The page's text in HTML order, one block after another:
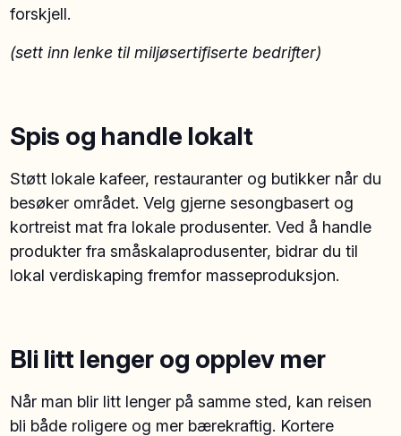
forskjell.
(sett inn lenke til miljøsertifiserte bedrifter)
Spis og handle lokalt
Støtt lokale kafeer, restauranter og butikker når du
besøker området. Velg gjerne sesongbasert og
kortreist mat fra lokale produsenter. Ved å handle
produkter fra småskalaprodusenter, bidrar du til
lokal verdiskaping fremfor masseproduksjon.
Bli litt lenger og opplev mer
Når man blir litt lenger på samme sted, kan reisen
bli både roligere og mer bærekraftig. Kortere